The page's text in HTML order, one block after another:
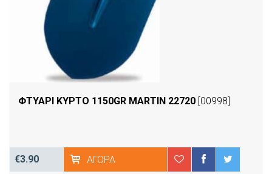
ΦΤΥΑΡΙ ΚΥΡΤΟ 1150GR MARTIN 22720 [00998]
€3.90 ΑΓΟΡΆ